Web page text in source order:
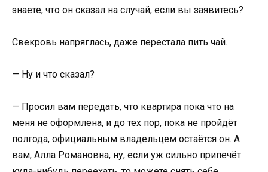
знаете, что он сказал на случай, если вы заявитесь?
Свекровь напряглась, даже перестала пить чай.
— Ну и что сказал?
— Просил вам передать, что квартира пока что на
меня не оформлена, и до тех пор, пока не пройдёт
полгода, официальным владельцем остаётся он. А
вам, Алла Романовна, ну, если уж сильно припечёт